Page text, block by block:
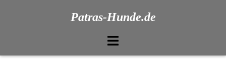
Patras-Hunde.de